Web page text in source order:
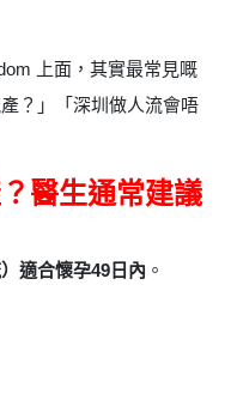
上面，其實最常見嘅
？」「深圳做人流會唔
醫生通常建議
）適合懷孕49日內 。